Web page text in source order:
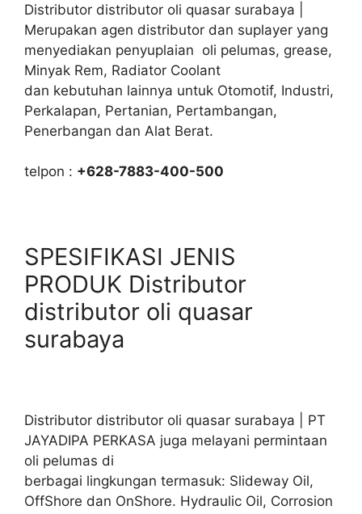
Distributor distributor oli quasar surabaya |
Merupakan agen distributor dan suplayer yang
menyediakan penyuplaian oli pelumas, grease,
Minyak Rem, Radiator Coolant
dan kebutuhan lainnya untuk Otomotif, Industri,
Perkalapan, Pertanian, Pertambangan,
Penerbangan dan Alat Berat.
telpon : +628-7883-400-500
SPESIFIKASI JENIS
PRODUK Distributor
distributor oli quasar
surabaya
Distributor distributor oli quasar surabaya | PT
JAYADIPA PERKASA juga melayani permintaan
oli pelumas di
berbagai lingkungan termasuk: Slideway Oil,
OffShore dan OnShore. Hydraulic Oil, Corrosion